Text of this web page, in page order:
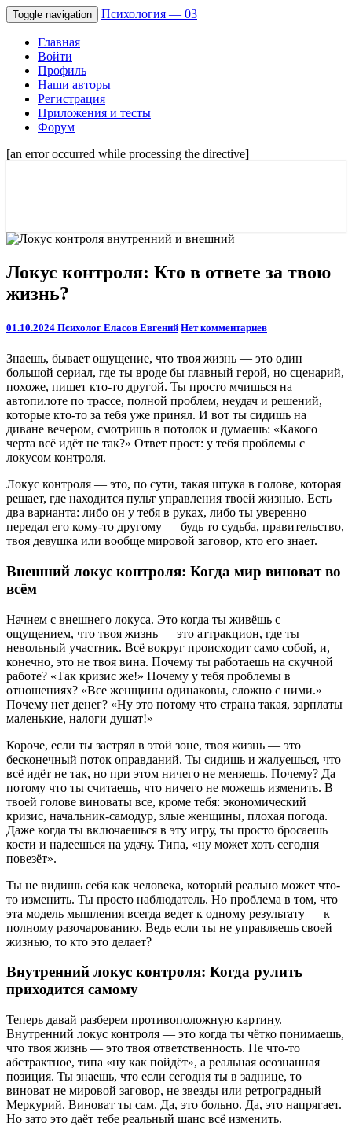
Toggle navigation Психология — 03
Главная
Войти
Профиль
Наши авторы
Регистрация
Приложения и тесты
Форум
[an error occurred while processing the directive]
проблемы.
Локус
контроля:
Кто
ответе
твою
жизнь?
Локус контроля: Кто в ответе за твою
жизнь?
01.10.2024 Психолог Еласов Евгений Comments
Нет комментариев
Знаешь, бывает ощущение, что твоя жизнь — это один
большой сериал, где ты вроде бы главный герой, но сценарий,
похоже, пишет кто-то другой. Ты просто мчишься на
автопилоте по трассе, полной проблем, неудач и решений,
которые кто-то за тебя уже принял. И вот ты сидишь на
диване вечером, смотришь в потолок и думаешь: «Какого
черта всё идёт не так?» Ответ прост: у тебя проблемы с
локусом контроля.
Локус контроля — это, по сути, такая штука в голове, которая
решает, где находится пульт управления твоей жизнью. Есть
два варианта: либо он у тебя в руках, либо ты уверенно
передал его кому-то другому — будь то судьба, правительство,
твоя девушка или вообще мировой заговор, кто его знает.
Внешний локус контроля: Когда мир виноват во
всём
Начнем с внешнего локуса. Это когда ты живёшь с
ощущением, что твоя жизнь — это аттракцион, где ты
невольный участник. Всё вокруг происходит само собой, и,
конечно, это не твоя вина. Почему ты работаешь на скучной
работе? «Так кризис же!» Почему у тебя проблемы в
отношениях? «Все женщины одинаковы, сложно с ними.»
Почему нет денег? «Ну это потому что страна такая, зарплаты
маленькие, налоги душат!»
Короче, если ты застрял в этой зоне, твоя жизнь — это
бесконечный поток оправданий. Ты сидишь и жалуешься, что
всё идёт не так, но при этом ничего не меняешь. Почему? Да
потому что ты считаешь, что ничего не можешь изменить. В
твоей голове виноваты все, кроме тебя: экономический
кризис, начальник-самодур, злые женщины, плохая погода.
Даже когда ты включаешься в эту игру, ты просто бросаешь
кости и надеешься на удачу. Типа, «ну может хоть сегодня
повезёт».
Ты не видишь себя как человека, который реально может что-
то изменить. Ты просто наблюдатель. Но проблема в том, что
эта модель мышления всегда ведет к одному результату — к
полному разочарованию. Ведь если ты не управляешь своей
жизнью, то кто это делает?
Внутренний локус контроля: Когда рулить
приходится самому
Теперь давай разберем противоположную картину.
Внутренний локус контроля — это когда ты чётко понимаешь,
что твоя жизнь — это твоя ответственность. Не что-то
абстрактное, типа «ну как пойдёт», а реальная осознанная
позиция. Ты знаешь, что если сегодня ты в заднице, то
виноват не мировой заговор, не звезды или ретроградный
Меркурий. Виноват ты сам. Да, это больно. Да, это напрягает.
Но зато это даёт тебе реальный шанс всё изменить.